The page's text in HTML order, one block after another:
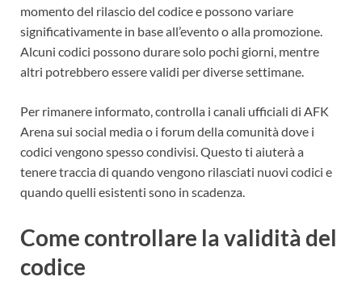
momento del rilascio del codice e possono variare
significativamente in base all’evento o alla promozione.
Alcuni codici possono durare solo pochi giorni, mentre
altri potrebbero essere validi per diverse settimane.
Per rimanere informato, controlla i canali ufficiali di AFK
Arena sui social media o i forum della comunità dove i
codici vengono spesso condivisi. Questo ti aiuterà a
tenere traccia di quando vengono rilasciati nuovi codici e
quando quelli esistenti sono in scadenza.
Come controllare la validità del
codice